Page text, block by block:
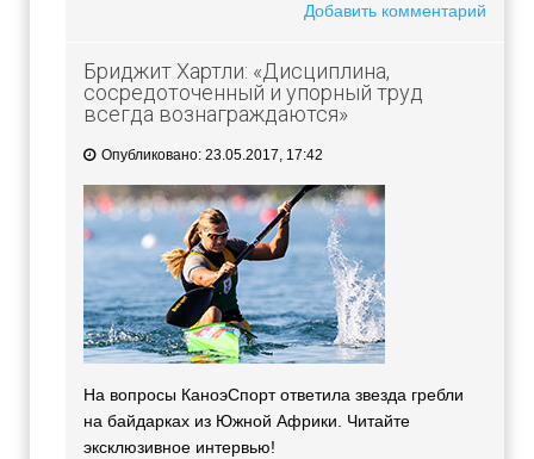
Добавить комментарий
Бриджит Хартли: «Дисциплина,
сосредоточенный и упорный труд
всегда вознаграждаются»
Опубликовано: 23.05.2017, 17:42
На вопросы КаноэСпорт ответила звезда гребли
на байдарках из Южной Африки. Читайте
эксклюзивное интервью!